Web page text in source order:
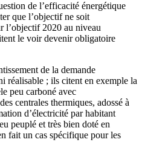
de l’efficacité énergétique
que l’objectif ne soit
l’objectif 2020 au niveau
le voir devenir obligatoire
de la demande
réalisable ; ils citent en exemple la
peu carboné avec
centrales thermiques, adossé à
d’électricité par habitant
peuplé et très bien doté en
fait un cas spécifique pour les